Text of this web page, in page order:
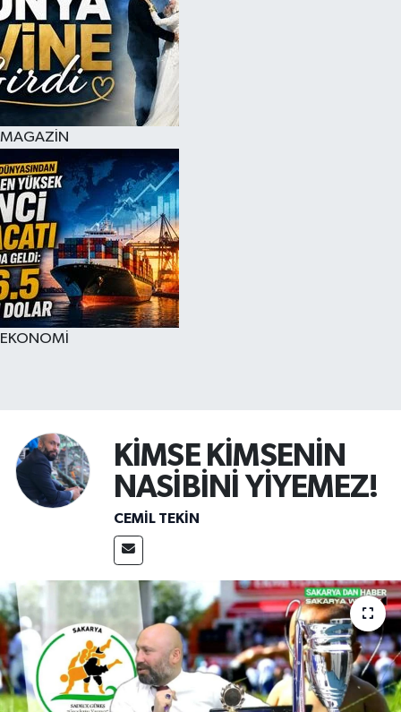
MAGAZİN
EKONOMİ
KİMSE KİMSENİN
NASİBİNİ YİYEMEZ!
CEMIL TEKIN